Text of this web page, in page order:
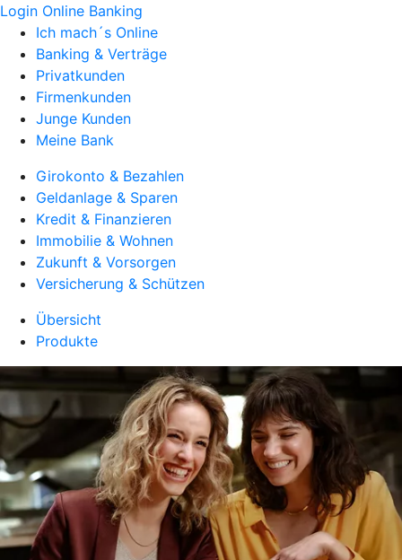
Login Online Banking
Ich mach´s Online
Banking & Verträge
Privatkunden
Firmenkunden
Junge Kunden
Meine Bank
Girokonto & Bezahlen
Geldanlage & Sparen
Kredit & Finanzieren
Immobilie & Wohnen
Zukunft & Vorsorgen
Versicherung & Schützen
Übersicht
Produkte